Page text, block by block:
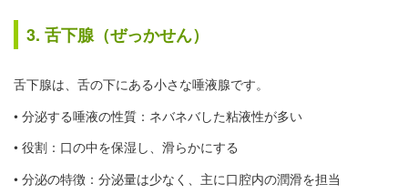
3. 舌下腺（ぜっかせん）
舌下腺は、舌の下にある小さな唾液腺です。
• 分泌する唾液の性質：ネバネバした粘液性が多い
• 役割：口の中を保湿し、滑らかにする
• 分泌の特徴：分泌量は少なく、主に口腔内の潤滑を担当